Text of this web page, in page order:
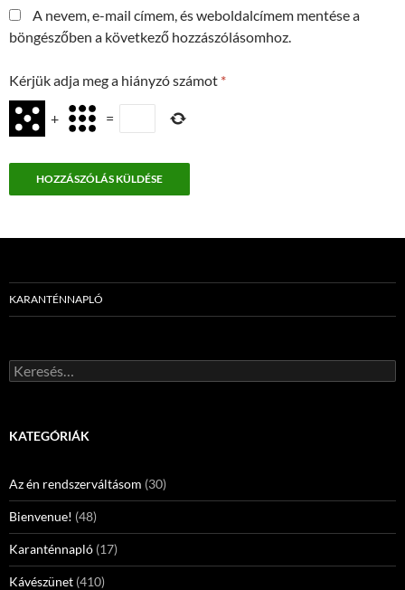
A nevem, e-mail címem, és weboldalcímem mentése a
böngészőben a következő hozzászólásomhoz.
Kérjük adja meg a hiányzó számot *
+ =
KARANTÉNNAPLÓ
Keresés:
KATEGÓRIÁK
Az én rendszerváltásom (30)
Bienvenue! (48)
Karanténnapló (17)
Kávészünet (410)